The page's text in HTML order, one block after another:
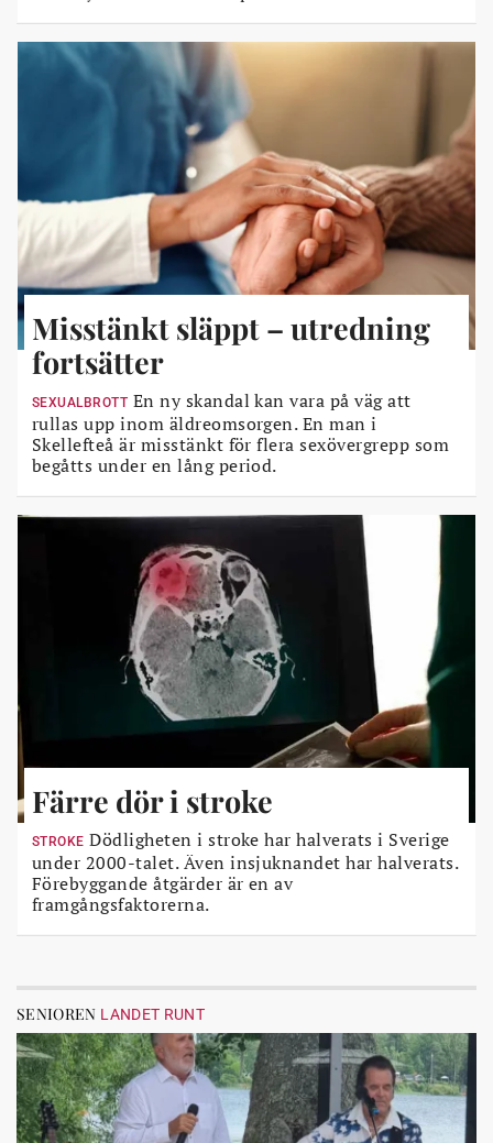
Misstänkt släppt – utredning
fortsätter
SEXUALBROTT En ny skandal kan vara på väg att
rullas upp inom äldreomsorgen. En man i
Skellefteå är misstänkt för flera sexövergrepp som
begåtts under en lång period.
Färre dör i stroke
STROKE Dödligheten i stroke har halverats i Sverige
under 2000-talet. Även insjuknandet har halverats.
Förebyggande åtgärder är en av
framgångsfaktorerna.
SENIOREN LANDET RUNT